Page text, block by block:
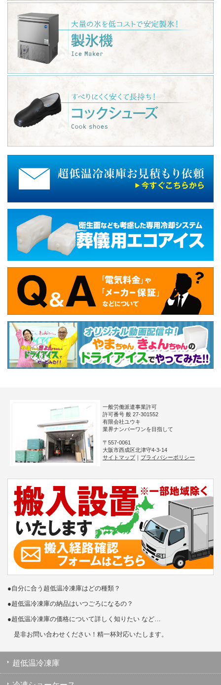
一般労働派遣事業許可
許可番号 般 27-301552
有限会社ユウキ
業界ナンバーワンを目指して
〒557-0061
大阪市西成区北津守4-3-14
サイトマップ｜ プライバシーポリシー
●自分に合う超低温冷凍庫はどの種類？
●超低温冷凍庫の納品はいつごろになるの？
●超低温冷凍庫の価格について詳しく知りたい など…
是非お問い合わせください！精一杯対応いたします。
超低温冷凍庫